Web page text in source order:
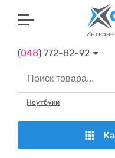
(048) 772-82-92
Ноутбуки